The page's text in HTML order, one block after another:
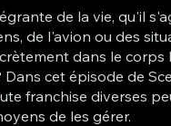
de la vie, qu'il
de l'avion ou des
dans le corps
cet épisode de
franchise diverses
de les gérer.